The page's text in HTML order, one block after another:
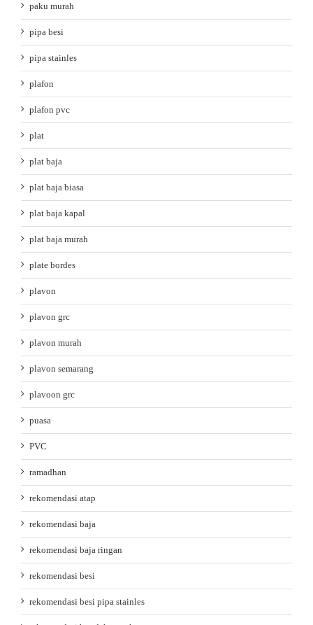
paku murah
pipa besi
pipa stainles
plafon
plafon pvc
plat
plat baja
plat baja biasa
plat baja kapal
plat baja murah
plate bordes
plavon
plavon grc
plavon murah
plavon semarang
plavoon grc
puasa
PVC
ramadhan
rekomendasi atap
rekomendasi baja
rekomendasi baja ringan
rekomendasi besi
rekomendasi besi pipa stainles